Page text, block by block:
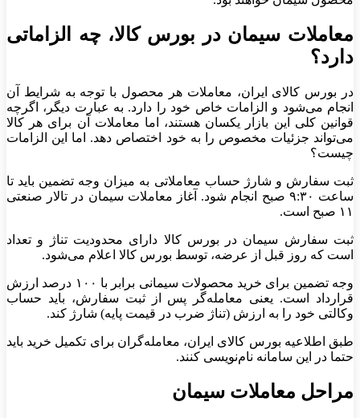
معاملات سیمان در بورس کالا، چه الزاماتی
دارد؟
در بورس کالای ایران، معاملات هر محصول با توجه به شرایط آن
انجام می‌شود و الزامات خاص خود را دارد. به عبارت دیگر، اگرچه
قوانین کلی این بازار یکسان هستند، اما معاملات آن برای هر کالا
می‌تواند جزئیات مخصوص را به خود اختصاص دهد. اما این الزامات
چیست؟
ثبت سفارش و شارژ حساب معاملاتی به میزان وجه تضمین باید تا
ساعت ۹:۳۰ صبح انجام شود. آغاز معاملات سیمان در تالار صنعتی
۱۱ صبح است.
ثبت سفارش سیمان در بورس کالا دارای محدودیت تناژ و تعداد
است که روز قبل از عرضه، توسط بورس کالا اعلام می‌شود.
وجه تضمین برای خرید محصولات سیمانی برابر با ۱۰۰ درصد ارزش
قرارداد است. یعنی معامله‌گر پس از ثبت سفارش، باید حساب
وکالتی خود را به ارزش (تناژ ضرب در قیمت پایه) شارژ کند.
طبق اطلاعیه بورس کالای ایران، معامله‌گران برای تکمیل خرید باید
حتما در این سامانه نام‌نویسی کنند.
مراحل معاملات سیمان